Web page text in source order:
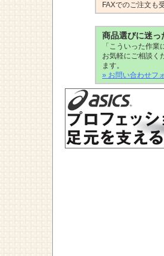
FAXでのご注文も
商品選びに迷っ
「こういった作
お気軽にご相談く
ます。
» お問い合わせフ